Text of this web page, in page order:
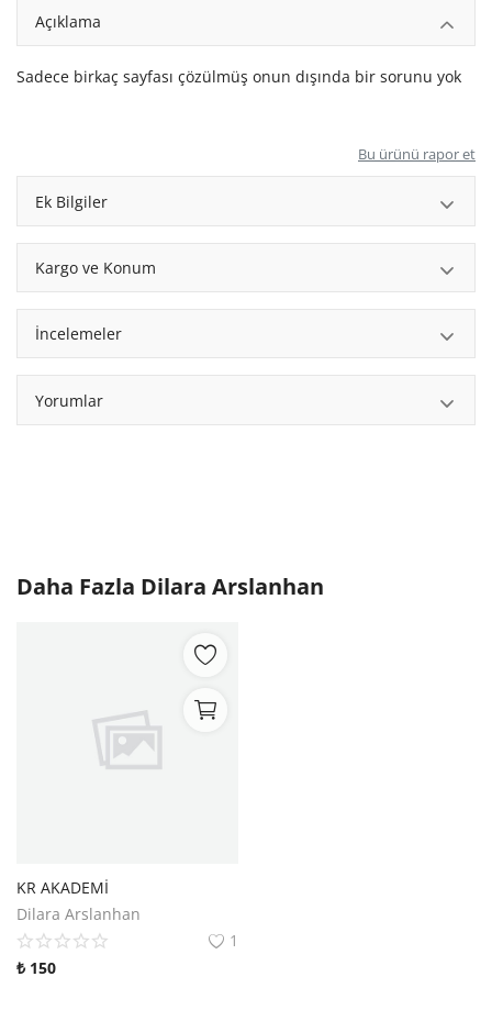
Açıklama
Sadece birkaç sayfası çözülmüş onun dışında bir sorunu yok
Bu ürünü rapor et
Ek Bilgiler
Kargo ve Konum
İncelemeler
Yorumlar
Daha Fazla Dilara Arslanhan
KR AKADEMİ
Dilara Arslanhan
1
₺ 150